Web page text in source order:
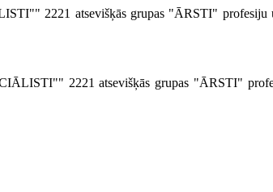
2221 atsevišķās grupas "ĀRSTI" profesiju
2221 atsevišķās grupas "ĀRSTI"